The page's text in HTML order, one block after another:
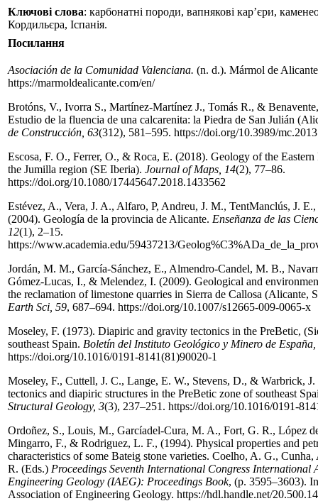
Ключові слова: карбонатні породи, вапнякові кар’єри,
Кордильєра, Іспанія.
Посилання
Asociación de la Comunidad Valenciana. (n. d.). Mármol de
https://marmoldealicante.com/en/
Brotóns, V., Ivorra S., Martínez­-Martínez J., Tomás R., &
Estudio de la fluencia de una calcarenita: la Piedra de San Julián
de Construcción, 63(312), 581–595. https://doi.org/10.3989/
Escosa, F. O., Ferrer, O., & Roca, E. (2018). Geology of the Eastern
the Jumilla region (SE Iberia). Journal of Maps, 14(2), 77–86.
https://doi.org/10.1080/17445647.2018.1433562
Estévez, A., Vera, J. A., Alfaro, P, Andreu, J. M., Tent­Manclús, J.
(2004). Geología de la provincia de Alicante. Enseñanza de las
12(1), 2–15.
https://www.academia.edu/59437213/
Jordán, M. M., García-­Sánchez, E., Almendro-­Candel, M. B.,
Gómez-­Lucas, I., & Melendez, I. (2009). Geological and
the reclamation of limestone quarries in Sierra de Callosa (Alicante,
Earth Sci, 59, 687–694. https://doi.org/10.1007/s12665-­009­-0065-­x
Moseley, F. (1973). Diapiric and gravity tectonics in the PreBetic,
south­east Spain. Boletín del Instituto Geológico y Minero de España,
https://doi.org/10.1016/0191-­8141(81)90020­-1
Moseley, F., Cuttell, J. C., Lange, E. W., Stevens, D., & Warbrick,
tectonics and diapiric structures in the Pre­Betic zone of southeast
Structural Geology, 3(3), 237–251. https://doi.org/10.1016/0191-­
Ordoñez, S., Louis, M., García­del-­Cura, M. A., Fort, G. R., López
Mingarro, F., & Rodriguez, L. F., (1994). Physical properties and
characteristics of some Bateig stone varieties. Coelho, A. G.,
R. (Eds.) Proceedings Seventh International Congress International
Engineering Geology (IAEG): Proceedings Book, (р. 3595–3603).
Association of Engineering Geology. https://hdl.handle.net/